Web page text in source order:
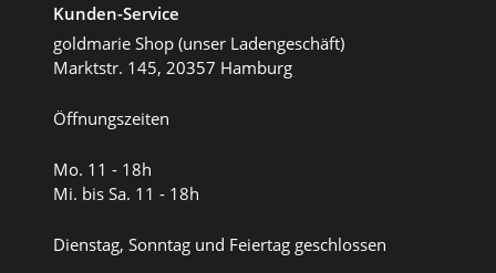
Kunden-Service
goldmarie Shop (unser Ladengeschäft)
Marktstr. 145, 20357 Hamburg
Öffnungszeiten
Mo. 11 - 18h
Mi. bis Sa. 11 - 18h
Dienstag, Sonntag und Feiertag geschlossen